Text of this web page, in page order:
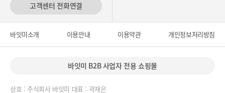
고객센터 전화연결
바잇미소개 이용안내 이용약관 개인정보처리방침
바잇미 B2B 사업자 전용 쇼핑몰
상호 : 주식회사 바잇미 대표 : 곽재은